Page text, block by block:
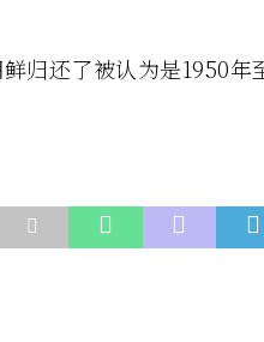
归还了被认为是1950年